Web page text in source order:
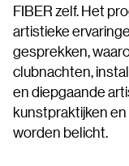
FIBER zelf. Het
artistieke
gesprekken,
clubnachten,
en diepgaande
kunstpraktijken
worden belicht.